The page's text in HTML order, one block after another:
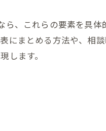
、これらの要素を具体
にまとめる方法や、相
します。